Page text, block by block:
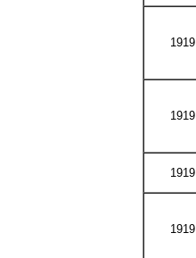
1919
1919
1919
1919